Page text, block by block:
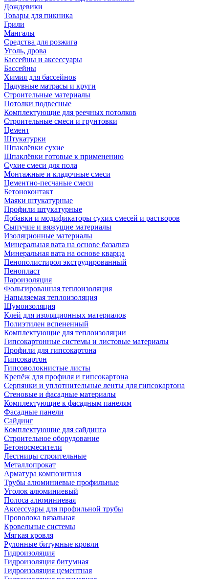
Дождевики
Товары для пикника
Грили
Мангалы
Средства для розжига
Уголь, дрова
Бассейны и аксессуары
Бассейны
Химия для бассейнов
Надувные матрасы и круги
Строительные материалы
Потолки подвесные
Комплектующие для реечных потолков
Строительные смеси и грунтовки
Цемент
Штукатурки
Шпаклёвки сухие
Шпаклёвки готовые к применению
Сухие смеси для пола
Монтажные и кладочные смеси
Цементно-песчаные смеси
Бетоноконтакт
Маяки штукатурные
Профили штукатурные
Добавки и модификаторы сухих смесей и растворов
Сыпучие и вяжущие материалы
Изоляционные материалы
Минеральная вата на основе базальта
Минеральная вата на основе кварца
Пенополистирол экструдированный
Пенопласт
Пароизоляция
Фольгированная теплоизоляция
Напыляемая теплоизоляция
Шумоизоляция
Клей для изоляционных материалов
Полиэтилен вспененный
Комплектующие для теплоизоляции
Гипсокартонные системы и листовые материалы
Профили для гипсокартона
Гипсокартон
Гипсоволокнистые листы
Крепёж для профиля и гипсокартона
Серпянки и уплотнительные ленты для гипсокартона
Стеновые и фасадные материалы
Комплектующие к фасадным панелям
Фасадные панели
Сайдинг
Комплектующие для сайдинга
Строительное оборудование
Бетоносмесители
Лестницы строительные
Металлопрокат
Арматура композитная
Трубы алюминиевые профильные
Уголок алюминиевый
Полоса алюминиевая
Аксессуары для профильной трубы
Проволока вязальная
Кровельные системы
Мягкая кровля
Рулонные битумные кровли
Гидроизоляция
Гидроизоляция битумная
Гидроизоляция цементная